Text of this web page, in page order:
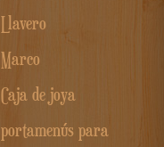
Llavero
Marco
Caja de joya
portamenús para